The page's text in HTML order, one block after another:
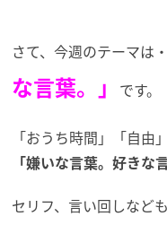
さて、今週のテーマは
な言葉。」
です。
「おうち時間」「自
「嫌いな言葉。好きな
セリフ、言い回しなども